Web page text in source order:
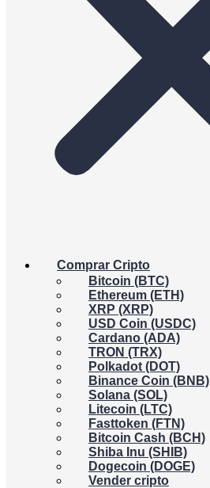
Comprar Cripto
Bitcoin (BTC)
Ethereum (ETH)
XRP (XRP)
USD Coin (USDC)
Cardano (ADA)
TRON (TRX)
Polkadot (DOT)
Binance Coin (BNB)
Solana (SOL)
Litecoin (LTC)
Fasttoken (FTN)
Bitcoin Cash (BCH)
Shiba Inu (SHIB)
Dogecoin (DOGE)
Vender cripto